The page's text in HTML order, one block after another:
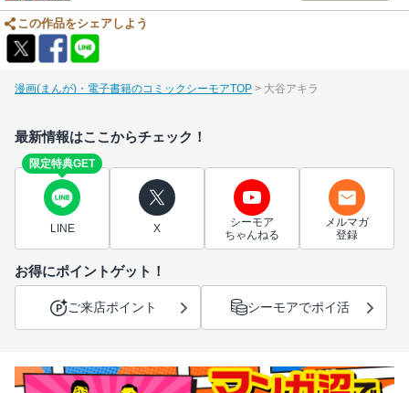
この作品をシェアしよう
漫画(まんが)・電子書籍のコミックシーモアTOP 大谷アキラ
最新情報はここからチェック！
限定特典GET
LINE X
シーモア
ちゃんねる
メルマガ
登録
お得にポイントゲット！
ご来店ポイント シーモアでポイ活